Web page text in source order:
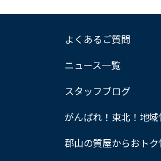
よくあるご質問
ニュース一覧
スタッフブログ
がんばれ！東北！地域
郡山の質屋からおト